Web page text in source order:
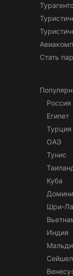
Стать
Россия
Египет
Турция
ОАЭ
Тунис
Куба
Шри-
Индия